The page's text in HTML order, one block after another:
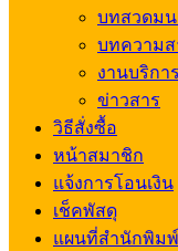
บทสวดม
บทความส
งานบริการ
ข่าวสาร
วิธีสั่งซื้อ
หน้าสมาชิก
แจ้งการโอนเงิน
เช็คพัสดุ
แผนที่สำนักพิมพ์